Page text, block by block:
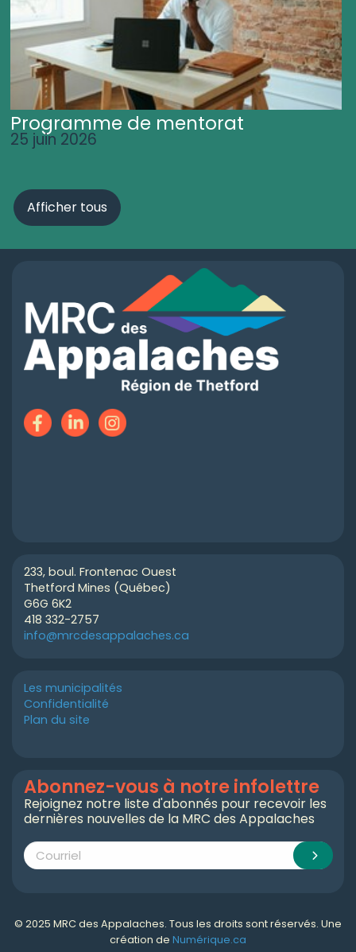
Programme de mentorat
25 juin 2026
Afficher tous
233, boul. Frontenac Ouest
Thetford Mines (Québec)
G6G 6K2
418 332-2757
info@mrcdesappalaches.ca
Les municipalités
Confidentialité
Plan du site
Abonnez-vous à notre infolettre
Rejoignez notre liste d'abonnés pour recevoir les
dernières nouvelles de la MRC des Appalaches
© 2025 MRC des Appalaches. Tous les droits sont réservés. Une
création de Numérique.ca